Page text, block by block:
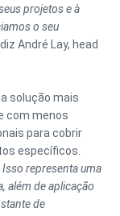
projetos e à
o seu
André Lay, head
solução mais
com menos
para cobrir
específicos.
representa uma
além de aplicação
de